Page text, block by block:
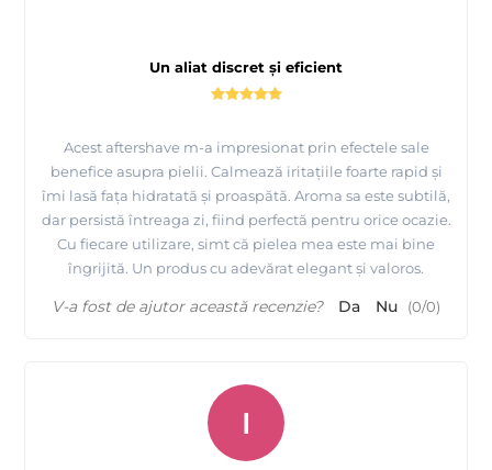
Un aliat discret și eficient
Acest aftershave m-a impresionat prin efectele sale
benefice asupra pielii. Calmează iritațiile foarte rapid și
îmi lasă fața hidratată și proaspătă. Aroma sa este subtilă,
dar persistă întreaga zi, fiind perfectă pentru orice ocazie.
Cu fiecare utilizare, simt că pielea mea este mai bine
îngrijită. Un produs cu adevărat elegant și valoros.
V-a fost de ajutor această recenzie? Da Nu (0/0)
I